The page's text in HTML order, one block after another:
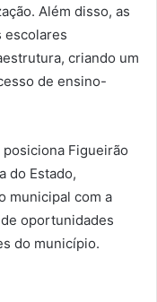
Além disso, as
escolares
criando um
de ensino-
Figueirão
do Estado,
municipal com a
oportunidades
do município.